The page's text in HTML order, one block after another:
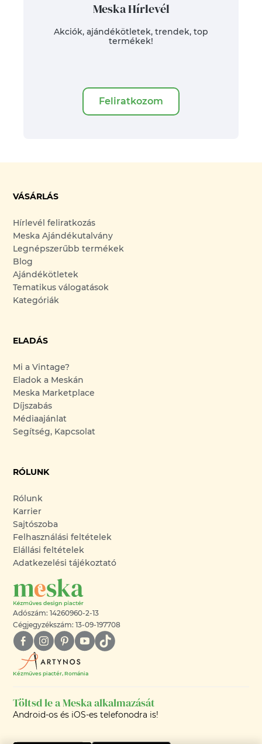
Meska Hírlevél
Akciók, ajándékötletek, trendek, top
termékek!
Feliratkozom
VÁSÁRLÁS
Hírlevél feliratkozás
Meska Ajándékutalvány
Legnépszerűbb termékek
Blog
Ajándékötletek
Tematikus válogatások
Kategóriák
ELADÁS
Mi a Vintage?
Eladok a Meskán
Meska Marketplace
Díjszabás
Médiaajánlat
Segítség, Kapcsolat
RÓLUNK
Rólunk
Karrier
Sajtószoba
Felhasználási feltételek
Elállási feltételek
Adatkezelési tájékoztató
Adószám: 14260960-2-13
Cégjegyzékszám: 13-09-197708
Kézműves piactér, Románia
Töltsd le a Meska alkalmazását
Android-os és iOS-es telefonodra is!